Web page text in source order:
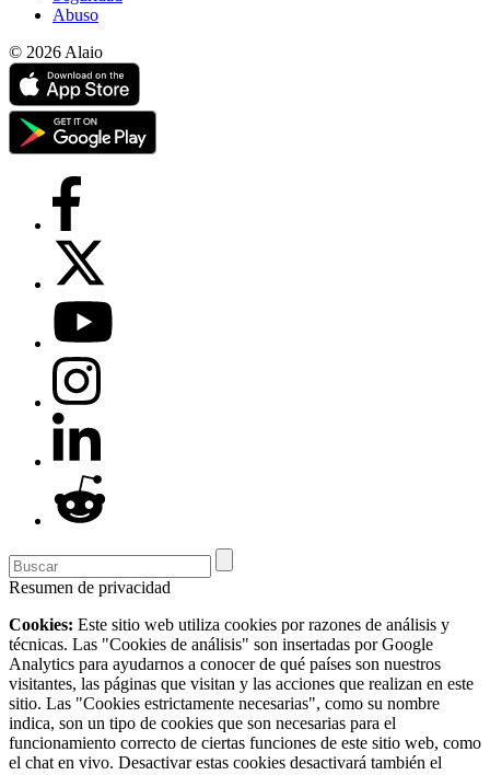
Abuso
© 2026 Alaio
Resumen de privacidad
Cookies: Este sitio web utiliza cookies por razones de análisis y
técnicas. Las "Cookies de análisis" son insertadas por Google
Analytics para ayudarnos a conocer de qué países son nuestros
visitantes, las páginas que visitan y las acciones que realizan en este
sitio. Las "Cookies estrictamente necesarias", como su nombre
indica, son un tipo de cookies que son necesarias para el
funcionamiento correcto de ciertas funciones de este sitio web, como
el chat en vivo. Desactivar estas cookies desactivará también el